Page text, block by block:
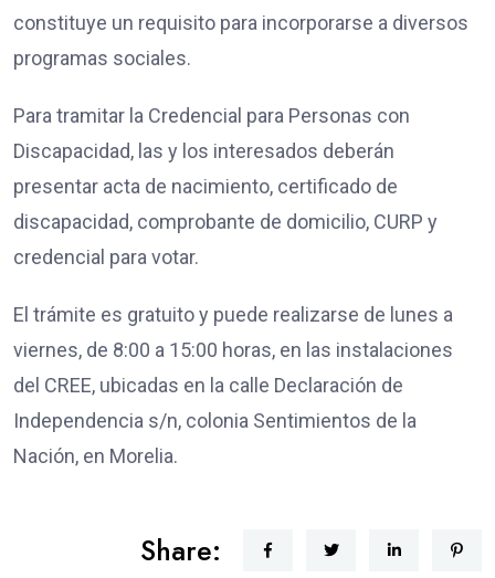
constituye un requisito para incorporarse a diversos
programas sociales.
Para tramitar la Credencial para Personas con
Discapacidad, las y los interesados deberán
presentar acta de nacimiento, certificado de
discapacidad, comprobante de domicilio, CURP y
credencial para votar.
El trámite es gratuito y puede realizarse de lunes a
viernes, de 8:00 a 15:00 horas, en las instalaciones
del CREE, ubicadas en la calle Declaración de
Independencia s/n, colonia Sentimientos de la
Nación, en Morelia.
Share: